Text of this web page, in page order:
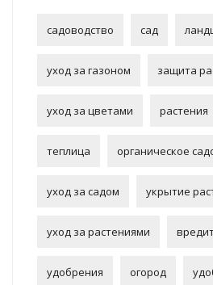
садоводство сад
уход за газоном защита
уход за цветами растения
теплица органическое
уход за садом укрытие
уход за растениями
удобрения огород